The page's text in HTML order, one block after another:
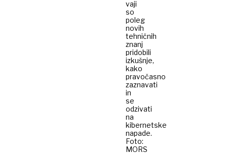
vaji
so
poleg
novih
tehničnih
znanj
pridobili
izkušnje,
kako
pravočasno
zaznavati
in
se
odzivati
na
kibernetske
napade.
Foto:
MORS